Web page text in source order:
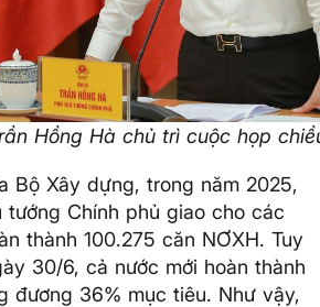
Hồng Hà chủ trì cuộc họp
Bộ Xây dựng, trong năm 2025,
tướng Chính phủ giao cho các
thành 100.275 căn NƠXH. Tuy
30/6, cả nước mới hoàn thành
đương 36% mục tiêu. Như vậy,